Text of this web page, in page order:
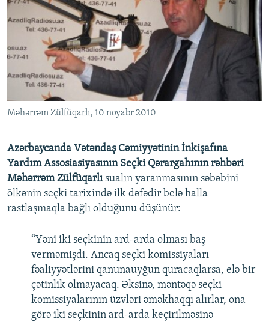
Məhərrəm Zülfüqarlı, 10 noyabr 2010
Azərbaycanda Vətəndaş Cəmiyyətinin İnkişafına
Yardım Assosiasiyasının Seçki Qərargahının rəhbəri
Məhərrəm Zülfüqarlısualın yaranmasının səbəbini
ölkənin seçki tarixində ilk dəfədir belə halla
rastlaşmaqla bağlı olduğunu düşünür:
“Yəni iki seçkinin ard-arda olması baş
verməmişdi. Ancaq seçki komissiyaları
fəaliyyətlərini qanunauyğun quracaqlarsa, elə bir
çətinlik olmayacaq. Əksinə, məntəqə seçki
komissiyalarının üzvləri əməkhaqqı alırlar, ona
görə iki seçkinin ard-arda keçirilməsinə